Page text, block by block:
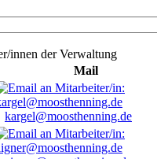
innen der Verwaltung
Mail
kargel@moosthenning.de